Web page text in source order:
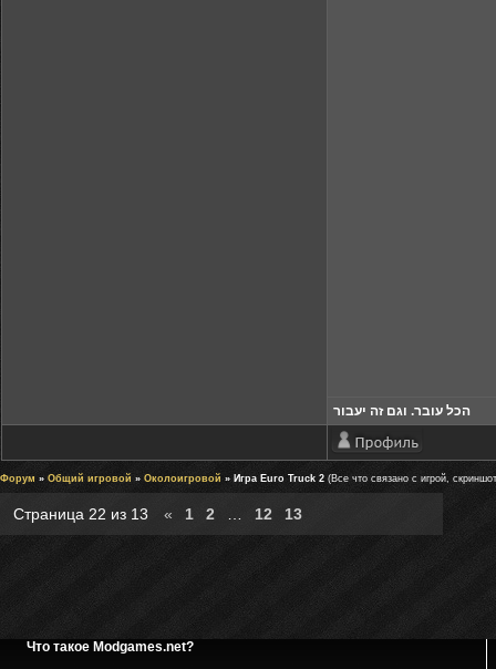
הכל עובר. וגם זה יעבור
Форум » Общий игровой » Околоигровой » Игра Euro Truck 2 (Все что связано с игрой,
Страница 22 из 13 « 1 2 12 13
Что такое Modgames.net?